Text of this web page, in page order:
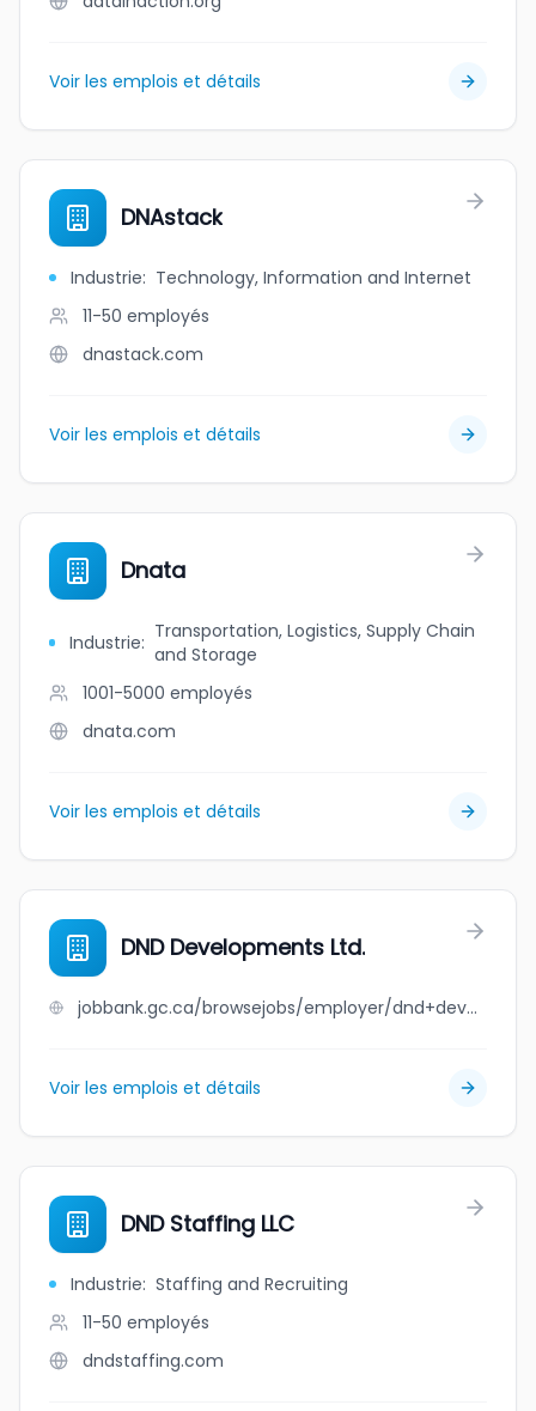
Voir les emplois et détails
DNAstack
Industrie: Technology, Information and Internet
11-50 employés
dnastack.com
Voir les emplois et détails
Dnata
Industrie: Transportation, Logistics, Supply Chain
and Storage
1001-5000 employés
dnata.com
Voir les emplois et détails
DND Developments Ltd.
jobbank.gc.ca/browsejobs/employer/dnd+developments+ltd./ca
Voir les emplois et détails
DND Staffing LLC
Industrie: Staffing and Recruiting
11-50 employés
dndstaffing.com